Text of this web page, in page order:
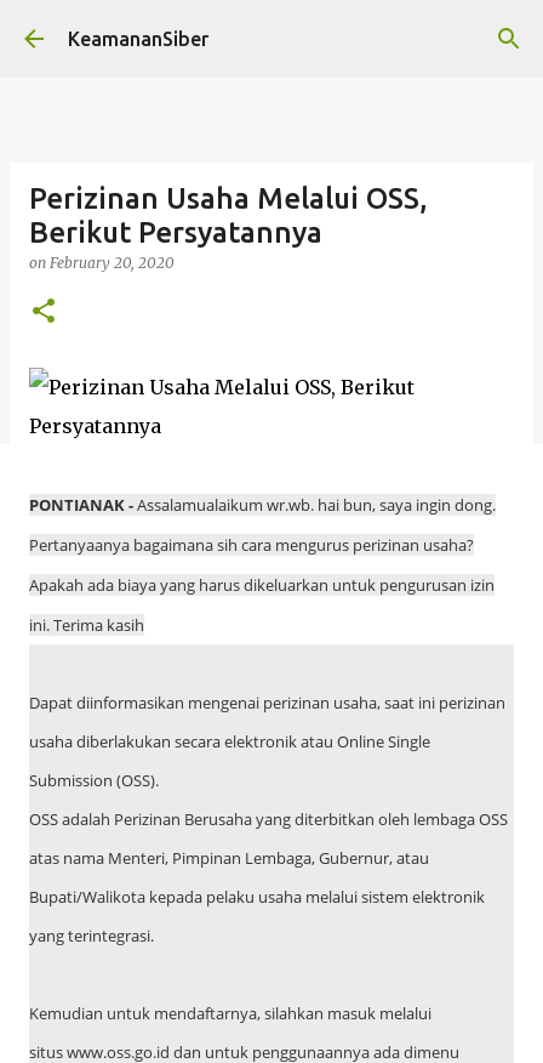
Skip to main content
KeamananSiber
Perizinan Usaha Melalui OSS,
Berikut Persyatannya
on February 20, 2020
PONTIANAK -Assalamualaikum wr.wb. hai bun, saya ingin dong.
Pertanyaanya bagaimana sih cara mengurus perizinan usaha?
Apakah ada biaya yang harus dikeluarkan untuk pengurusan izin
ini. Terima kasih
Dapat diinformasikan mengenai perizinan usaha, saat ini perizinan
usaha diberlakukan secara elektronik atau Online Single
Submission (OSS).
OSS adalah Perizinan Berusaha yang diterbitkan oleh lembaga OSS
atas nama Menteri, Pimpinan Lembaga, Gubernur, atau
Bupati/Walikota kepada pelaku usaha melalui sistem elektronik
yang terintegrasi.
Kemudian untuk mendaftarnya, silahkan masuk melalui
situs www.oss.go.id dan untuk penggunaannya ada dimenu